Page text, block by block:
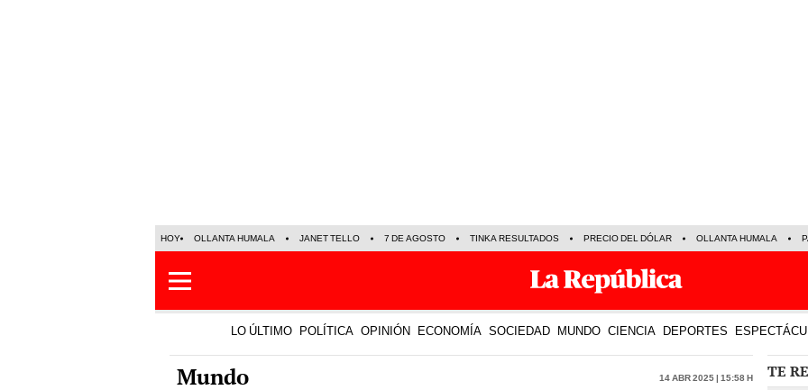
HOY OLLANTA HUMALA JANET TELLO 7 DE AGOSTO TINKA RESULTADOS PRECIO DEL DÓLAR OLLANTA HUMALA
LO ÚLTIMO POLÍTICA OPINIÓN ECONOMÍA SOCIEDAD MUNDO CIENCIA DEPORTES
Mundo 14 Abr 2025 | 15:58 h TE